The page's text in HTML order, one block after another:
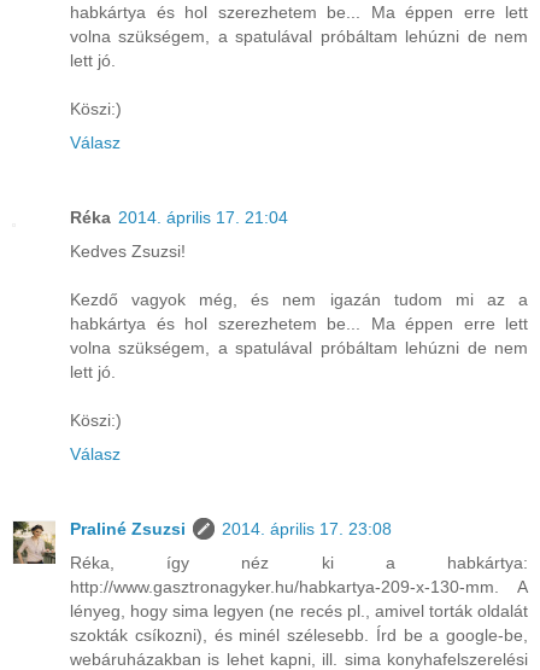
habkártya és hol szerezhetem be... Ma éppen erre lett
volna szükségem, a spatulával próbáltam lehúzni de nem
lett jó.
Köszi:)
Válasz
Réka 2014. április 17. 21:04
Kedves Zsuzsi!
Kezdő vagyok még, és nem igazán tudom mi az a
habkártya és hol szerezhetem be... Ma éppen erre lett
volna szükségem, a spatulával próbáltam lehúzni de nem
lett jó.
Köszi:)
Válasz
Praliné Zsuzsi
2014. április 17. 23:08
Réka, így néz ki a habkártya:
http://www.gasztronagyker.hu/habkartya-209-x-130-mm. A
lényeg, hogy sima legyen (ne recés pl., amivel torták oldalát
szokták csíkozni), és minél szélesebb. Írd be a google-be,
webáruházakban is lehet kapni, ill. sima konyhafelszerelési